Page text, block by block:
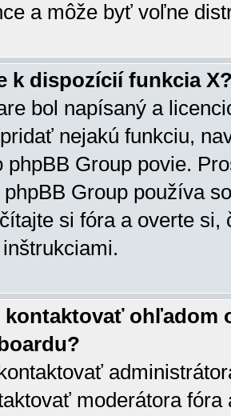
a môže byť voľne
k dispozícií funkcia
bol napísaný a
nejakú funkciu,
phpBB Group povie.
Group používa
si fóra a overte
kontaktovať ohľadom
moderátora